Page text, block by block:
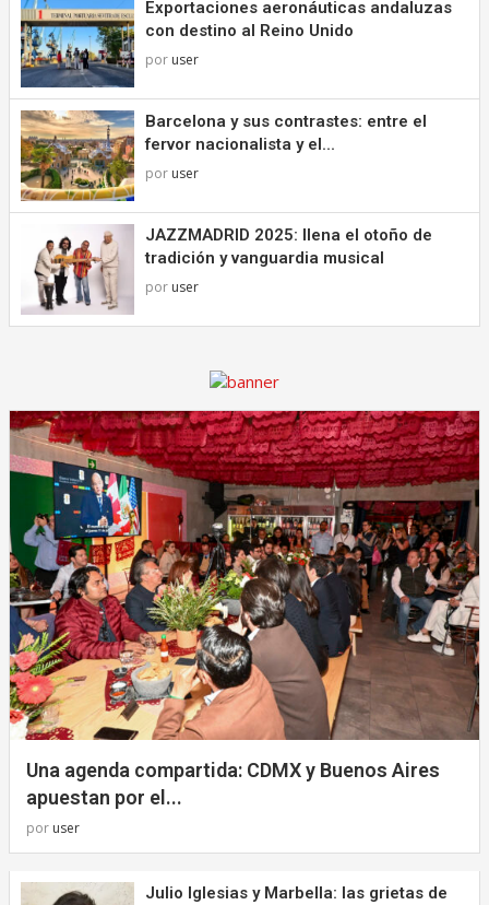
Exportaciones aeronáuticas andaluzas
con destino al Reino Unido
por user
Barcelona y sus contrastes: entre el
fervor nacionalista y el...
por user
JAZZMADRID 2025: llena el otoño de
tradición y vanguardia musical
por user
Una agenda compartida: CDMX y Buenos Aires
apuestan por el...
por user
Julio Iglesias y Marbella: las grietas de